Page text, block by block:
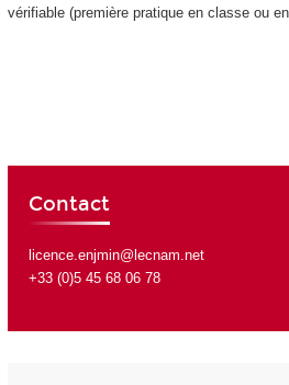
vérifiable (première pratique en classe ou
Contact
licence.enjmin@lecnam.net
+33 (0)5 45 68 06 78